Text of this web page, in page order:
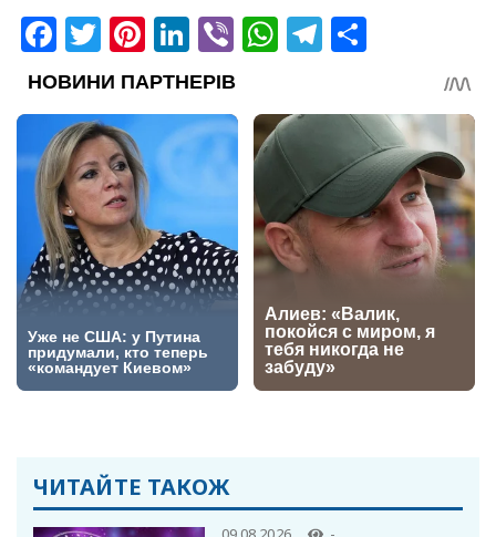
Facebook
Twitter
Pinterest
LinkedIn
ViberWhatsApp
Telegram
ЧИТАЙТЕ ТАКОЖ